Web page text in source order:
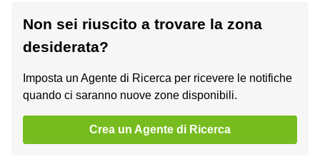
Non sei riuscito a trovare la zona
desiderata?
Imposta un Agente di Ricerca per ricevere le notifiche
quando ci saranno nuove zone disponibili.
Crea un Agente di Ricerca